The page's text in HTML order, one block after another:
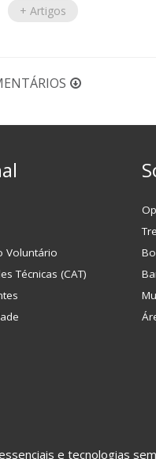
+ Artigos
Voluntário
Técnicas (CAT)
e tecnologias